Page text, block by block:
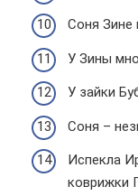
Соня Зине
У Зины
У зайки
Соня –
Испекла
коврижки